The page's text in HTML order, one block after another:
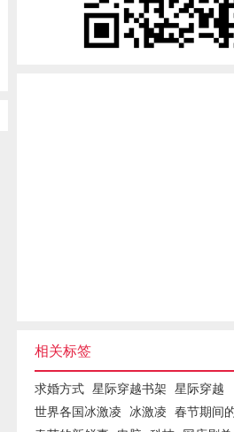
相关标签
求婚方式 星际穿越书架 星际穿越
世界各国冰激凌 冰激凌 春节期间